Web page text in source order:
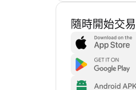
隨時開始交易